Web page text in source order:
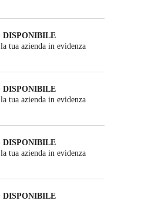
DISPONIBILE
tua azienda in evidenza
DISPONIBILE
tua azienda in evidenza
DISPONIBILE
tua azienda in evidenza
DISPONIBILE